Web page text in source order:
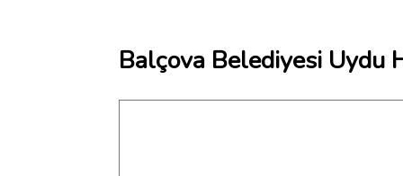
Balçova Belediyesi Uydu